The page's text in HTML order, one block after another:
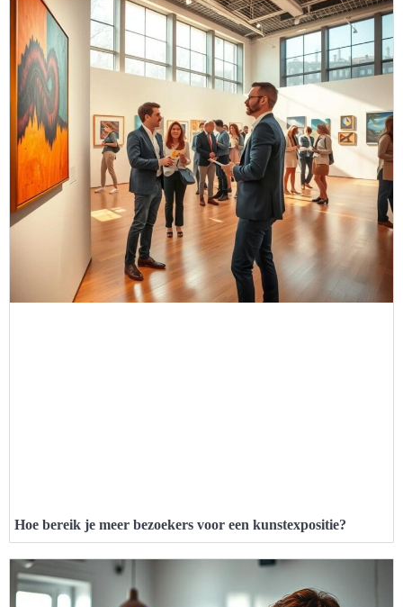
Hoe bereik je meer bezoekers voor een kunstexpositie?